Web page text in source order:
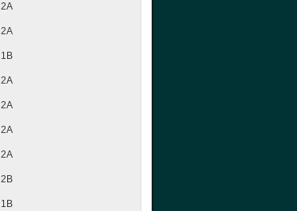
2A
2A
1B
2A
2A
2A
2A
2B
1B